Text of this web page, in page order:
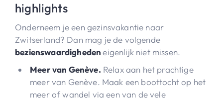
highlights
Onderneem je een gezinsvakantie naar
Zwitserland? Dan mag je de volgende
bezienswaardighedeneigenlijk niet missen.
Meer van Genève. Relax aan het prachtige
meer van Genève. Maak een boottocht op het
meer of wandel via een van de vele